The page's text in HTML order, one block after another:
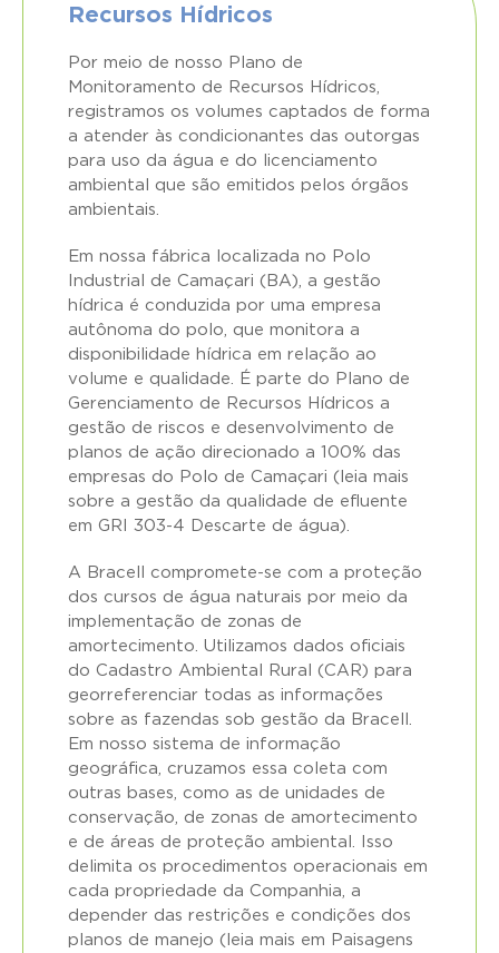
Recursos Hídricos
Por meio de nosso Plano de
Monitoramento de Recursos Hídricos,
registramos os volumes captados de forma
a atender às condicionantes das outorgas
para uso da água e do licenciamento
ambiental que são emitidos pelos órgãos
ambientais.
Em nossa fábrica localizada no Polo
Industrial de Camaçari (BA), a gestão
hídrica é conduzida por uma empresa
autônoma do polo, que monitora a
disponibilidade hídrica em relação ao
volume e qualidade. É parte do Plano de
Gerenciamento de Recursos Hídricos a
gestão de riscos e desenvolvimento de
planos de ação direcionado a 100% das
empresas do Polo de Camaçari (leia mais
sobre a gestão da qualidade de efluente
em GRI 303-4 Descarte de água).
A Bracell compromete-se com a proteção
dos cursos de água naturais por meio da
implementação de zonas de
amortecimento. Utilizamos dados oficiais
do Cadastro Ambiental Rural (CAR) para
georreferenciar todas as informações
sobre as fazendas sob gestão da Bracell.
Em nosso sistema de informação
geográfica, cruzamos essa coleta com
outras bases, como as de unidades de
conservação, de zonas de amortecimento
e de áreas de proteção ambiental. Isso
delimita os procedimentos operacionais em
cada propriedade da Companhia, a
depender das restrições e condições dos
planos de manejo (leia mais em
Paisagens